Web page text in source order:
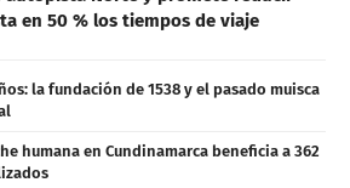
en 50 % los tiempos de viaje
la fundación de 1538 y el pasado muisca
humana en Cundinamarca beneficia a 362